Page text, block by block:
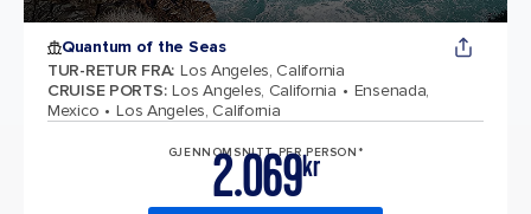
Quantum of the Seas
TUR-RETUR FRA: Los Angeles, California
CRUISE PORTS: Los Angeles, California
Ensenada,
Mexico
Los Angeles, California
GJENNOMSNITT PER PERSON*
kr
2.069